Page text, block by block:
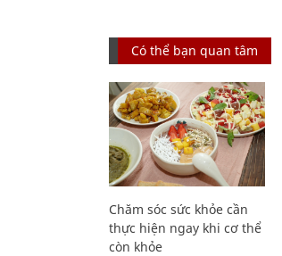
Có thể bạn quan tâm
Chăm sóc sức khỏe cần
thực hiện ngay khi cơ thể
còn khỏe